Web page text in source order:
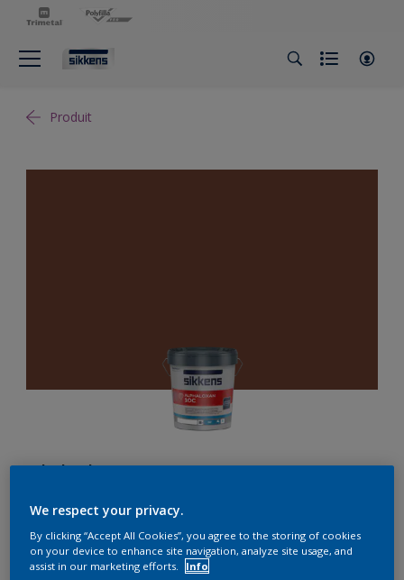
Produit
Alphaloxan 10C
D1.36.25
Changer de couleur
We respect your privacy.
By clicking “Accept All Cookies”, you agree to the storing of cookies
on your device to enhance site navigation, analyze site usage, and
assist in our marketing efforts.
Info